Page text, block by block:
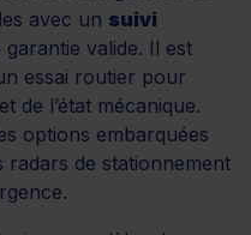
avec un suivi
garantie valide. Il est
essai routier pour
de l’état mécanique.
options embarquées
radars de stationnement